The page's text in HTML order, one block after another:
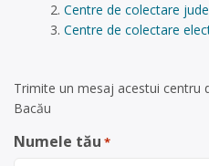
Centre de colectare
Centre de colectare
Trimite un mesaj acestui centru
Bacău
Numele tău *